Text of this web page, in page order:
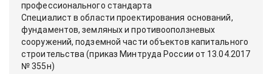
профессионального стандарта
Специалист в области проектирования оснований,
фундаментов, земляных и противооползневых
сооружений, подземной части объектов капитального
строительства (приказ Минтруда России от 13.04.2017
№ 355н)